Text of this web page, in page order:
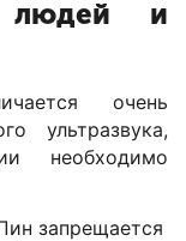
людей и
очень
ультразвука,
необходимо
запрещается